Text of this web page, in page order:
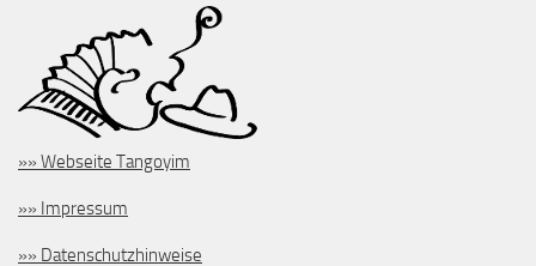
»» Webseite Tangoyim
»» Impressum
»» Datenschutzhinweise